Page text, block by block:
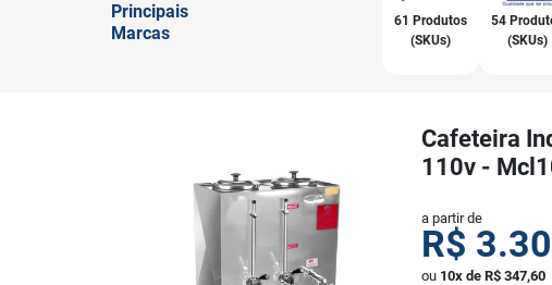
Principais
Marcas
61 Produtos
(SKUs)
54
(SKUs)
Cafeteira
110v -
a partir de
R$
ou 10x de R$ 347,60